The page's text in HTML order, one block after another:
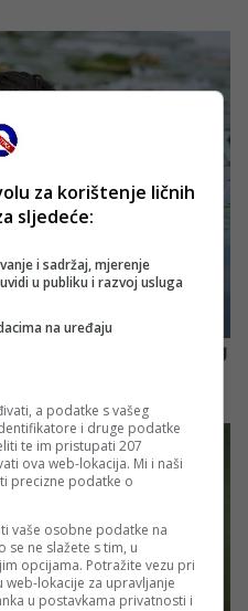
za korištenje ličnih
sljedeće:
i sadržaj, mjerenje
u publiku i razvoj usluga
na uređaju
a podatke s vašeg
i druge podatke
te im pristupati 207
ova web-lokacija. Mi i naši
precizne podatke o
vaše osobne podatke na
se ne slažete s tim, u
opcijama. Potražite vezu pri
lokacije za upravljanje
u postavkama privatnosti i